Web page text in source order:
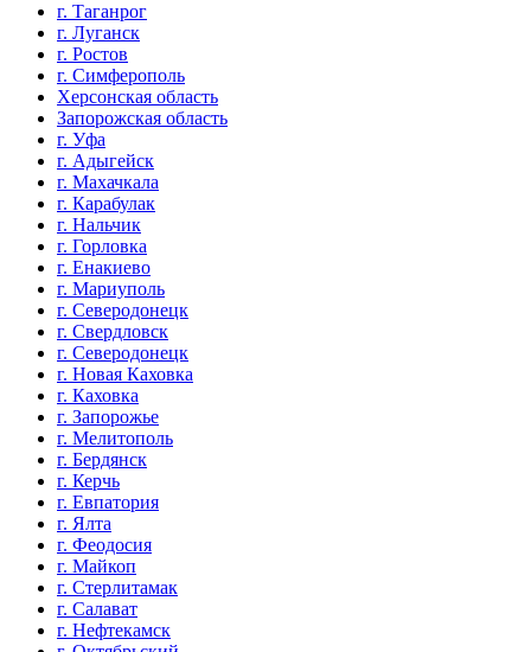
г. Таганрог
г. Луганск
г. Ростов
г. Симферополь
Херсонская область
Запорожская область
г. Уфа
г. Адыгейск
г. Махачкала
г. Карабулак
г. Нальчик
г. Горловка
г. Енакиево
г. Мариуполь
г. Северодонецк
г. Свердловск
г. Северодонецк
г. Новая Каховка
г. Каховка
г. Запорожье
г. Мелитополь
г. Бердянск
г. Керчь
г. Евпатория
г. Ялта
г. Феодосия
г. Майкоп
г. Стерлитамак
г. Салават
г. Нефтекамск